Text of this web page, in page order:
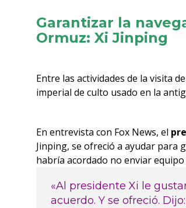
Garantizar la
Ormuz: Xi Jinping
Entre las actividades de la visita
imperial de culto usado en la
En entrevista con Fox News, el
Jinping, se ofreció a ayudar para
habría acordado no enviar
«Al presidente Xi le
acuerdo. Y se ofreció.